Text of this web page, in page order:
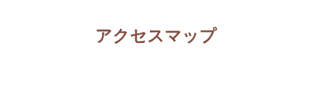
アクセスマップ